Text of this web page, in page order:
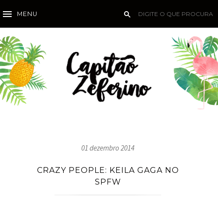
MENU
01 dezembro 2014
CRAZY PEOPLE: KEILA GAGA NO
SPFW